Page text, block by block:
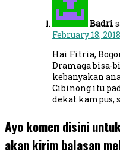
Badri
February 18,
Hai Fitria,
Dramaga bisa-
kebanyakan
Cibinong itu
dekat kampus,
Ayo komen disini
akan kirim balasan